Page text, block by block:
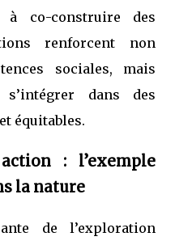
co-construire des
renforcent non
sociales, mais
dans des
équitables.
: l’exemple
la nature
de l’exploration